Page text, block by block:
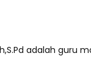
adalah guru